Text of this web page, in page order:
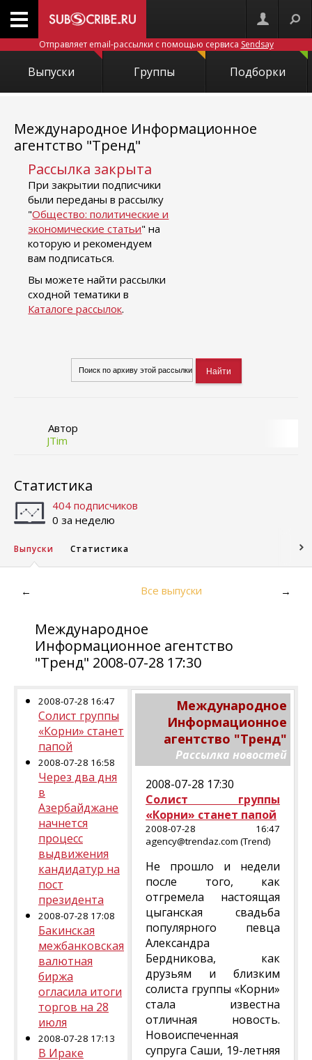
Отправляет email-рассылки с помощью сервиса Sendsay
Выпуски Группы Подборки
Международное Информационное
агентство "Тренд"
Рассылка закрыта
При закрытии подписчики
были переданы в рассылку
"Общество: политические и
экономические статьи" на
которую и рекомендуем
вам подписаться.
Вы можете найти рассылки
сходной тематики в
Каталоге рассылок.
Автор
JTim
Статистика
404 подписчиков
0 за неделю
Выпуски Статистика
← Все выпуски →
Международное
Информационное агентство
"Тренд" 2008-07-28 17:30
2008-07-28 16:47
Солист группы
«Корни» станет
папой
2008-07-28 16:58
Через два дня
в
Азербайджане
начнется
процесс
выдвижения
кандидатур на
пост
президента
2008-07-28 17:08
Бакинская
межбанковская
валютная
биржа
огласила итоги
торгов на 28
июля
2008-07-28 17:13
В Ираке
Международное
Информационное
агентство "Тренд"
Рассылка новостей
2008-07-28 17:30
Солист группы
«Корни» станет папой
2008-07-28 16:47
agency@trendaz.com (Trend)
Не прошло и недели
после того, как
отгремела настоящая
цыганская свадьба
популярного певца
Александра
Бердникова, как
друзьям и близким
солиста группы «Корни»
стала известна
отличная новость.
Новоиспеченная
супруга Саши, 19-летняя